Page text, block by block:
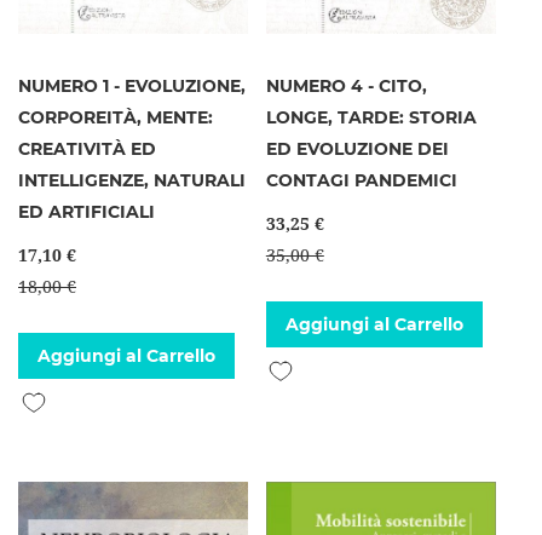
NUMERO 1 - EVOLUZIONE,
CORPOREITÀ, MENTE:
CREATIVITÀ ED
INTELLIGENZE, NATURALI
ED ARTIFICIALI
17,10 €
18,00 €
Aggiungi al Carrello
Aggiungi alla lista desideri
NUMERO 4 - CITO,
LONGE, TARDE: STORIA
ED EVOLUZIONE DEI
CONTAGI PANDEMICI
33,25 €
35,00 €
Aggiungi al Carrello
Aggiungi alla lista desideri